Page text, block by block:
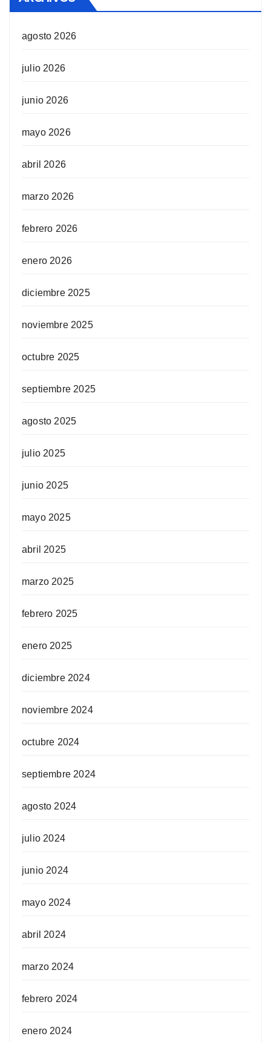
agosto 2026
julio 2026
junio 2026
mayo 2026
abril 2026
marzo 2026
febrero 2026
enero 2026
diciembre 2025
noviembre 2025
octubre 2025
septiembre 2025
agosto 2025
julio 2025
junio 2025
mayo 2025
abril 2025
marzo 2025
febrero 2025
enero 2025
diciembre 2024
noviembre 2024
octubre 2024
septiembre 2024
agosto 2024
julio 2024
junio 2024
mayo 2024
abril 2024
marzo 2024
febrero 2024
enero 2024